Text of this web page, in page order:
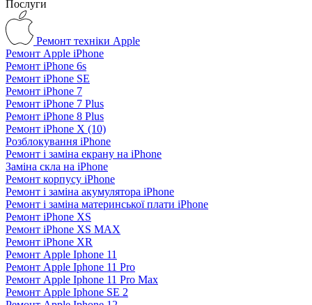
Послуги
Ремонт техніки Apple
Ремонт Apple iPhone
Ремонт iPhone 6s
Ремонт iPhone SE
Ремонт iPhone 7
Ремонт iPhone 7 Plus
Ремонт iPhone 8 Plus
Ремонт iPhone X (10)
Розблокування iPhone
Ремонт і заміна екрану на iPhone
Заміна скла на iPhone
Ремонт корпусу iPhone
Ремонт і заміна акумулятора iPhone
Ремонт і заміна материнської плати iPhone
Ремонт iPhone XS
Ремонт iPhone XS MAX
Ремонт iPhone XR
Ремонт Apple Iphone 11
Ремонт Apple Iphone 11 Pro
Ремонт Apple Iphone 11 Pro Max
Ремонт Apple Iphone SE 2